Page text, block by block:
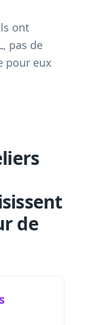
ont
pas de
pour eux
de